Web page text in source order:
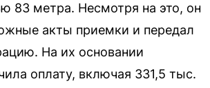
83 метра. Несмотря на это, он
акты приемки и передал
На их основании
оплату, включая 331,5 тыс.